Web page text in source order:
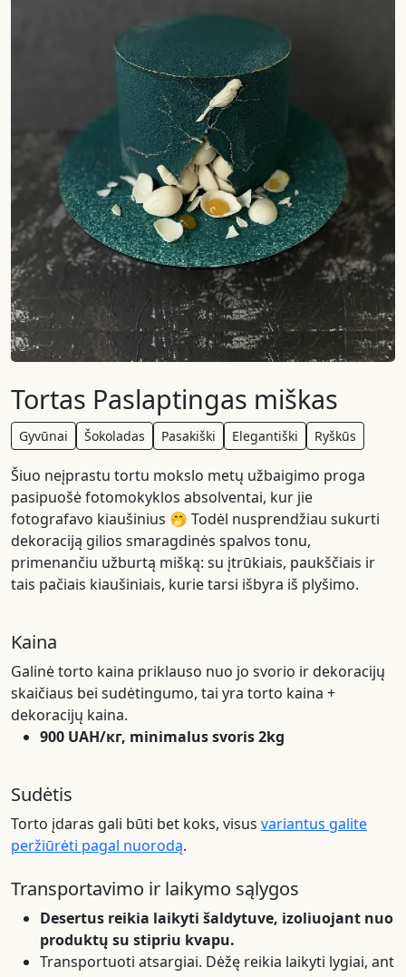
Tortas Paslaptingas miškas
Gyvūnai Šokoladas Pasakiški Elegantiški Ryškūs
Šiuo neįprastu tortu mokslo metų užbaigimo proga
pasipuošė fotomokyklos absolventai, kur jie
fotografavo kiaušinius 🤭 Todėl nusprendžiau sukurti
dekoraciją gilios smaragdinės spalvos tonu,
primenančiu užburtą mišką: su įtrūkiais, paukščiais ir
tais pačiais kiaušiniais, kurie tarsi išbyra iš plyšimo.
Kaina
Galinė torto kaina priklauso nuo jo svorio ir dekoracijų
skaičiaus bei sudėtingumo, tai yra torto kaina +
dekoracijų kaina.
900 UAH/кг, minimalus svoris 2kg
Sudėtis
Torto įdaras gali būti bet koks, visus variantus galite
peržiūrėti pagal nuorodą.
Transportavimo ir laikymo sąlygos
Desertus reikia laikyti šaldytuve, izoliuojant nuo
produktų su stipriu kvapu.
Transportuoti atsargiai. Dėžę reikia laikyti lygiai, ant